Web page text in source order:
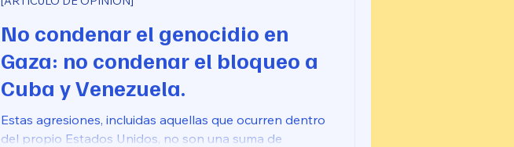
No condenar el genocidio en
Gaza: no condenar el bloqueo a
Cuba y Venezuela.
Estas agresiones, incluidas aquellas que ocurren dentro
del propio Estados Unidos, no son una suma de